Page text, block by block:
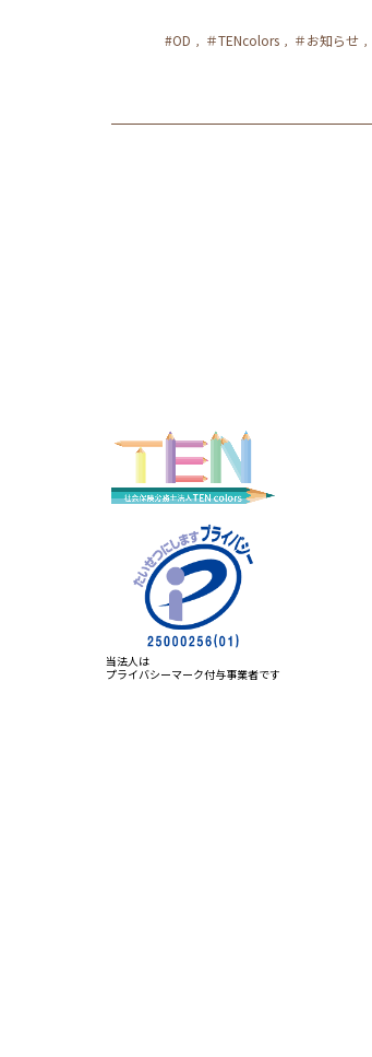
#OD ＃TENcolors ＃お知らせ
当法人は
プライバシーマーク付与事業者です